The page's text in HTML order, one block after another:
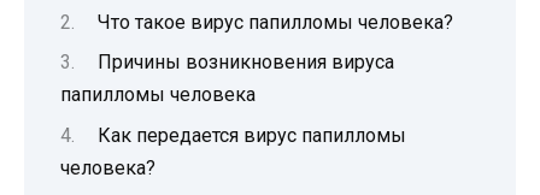
Что такое вирус папилломы человека?
Причины возникновения вируса
папилломы человека
Как передается вирус папилломы
человека?